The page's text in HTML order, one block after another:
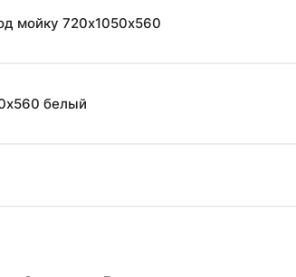
мойку 720х1050х560
белый